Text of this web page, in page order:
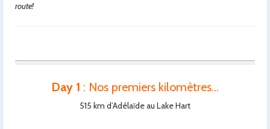
route!
Day 1 : Nos premiers kilomètres…
515 km d’Adélaïde au Lake Hart